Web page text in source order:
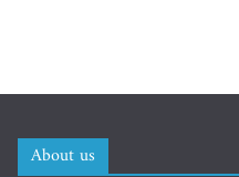
About us